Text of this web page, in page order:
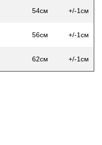
54см +/-1см
56см +/-1см
62см +/-1см